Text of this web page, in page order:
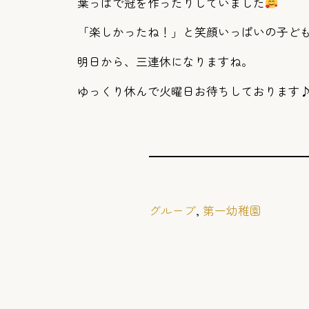
「楽しかったね！」と笑顔いっぱいの子ど
明日から、三連休になりますね。
ゆっくり休んで火曜日お待ちしております♪
グループ, 第一幼稚園